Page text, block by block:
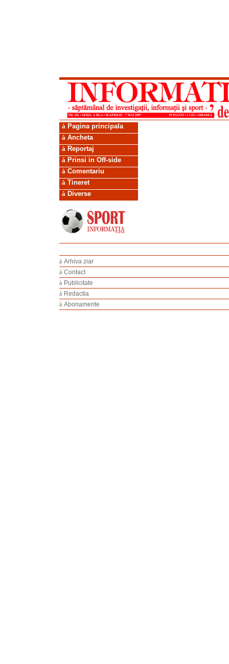
à Pagina principala
à Ancheta
à Reportaj
à Prinsi in Off-side
à Comentariu
à Tineret
à Diverse
à Arhiva ziar
à Contact
à Publicitate
à Redactia
à Abonamente